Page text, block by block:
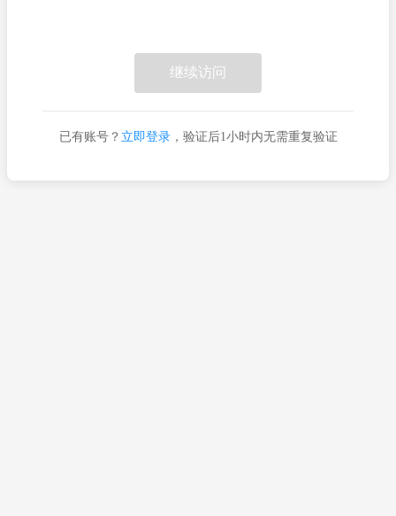
继续访问
已有账号？ 立即登录，验证后1小时内无需重复验证